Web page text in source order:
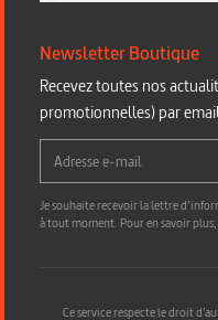
Newsletter Boutique
Recevez toutes nos
promotionnelles) par
Je souhaite recevoir la lettre
à tout moment. Pour en savoir plus,
Ce service respecte le droit